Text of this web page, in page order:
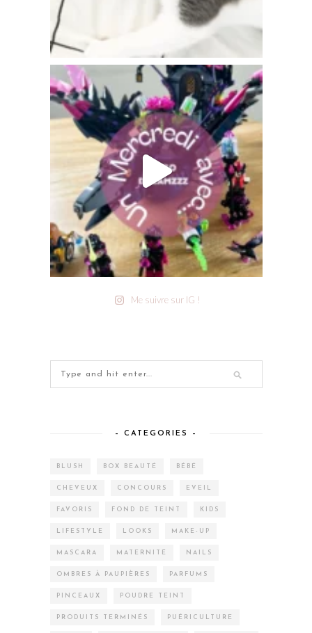
Me suivre sur IG !
– CATEGORIES –
BLUSH BOX BEAUTÉ BÉBÉ
CHEVEUX CONCOURS EVEIL
FAVORIS FOND DE TEINT KIDS
LIFESTYLE LOOKS MAKE-UP
MASCARA MATERNITÉ NAILS
OMBRES À PAUPIÈRES PARFUMS
PINCEAUX POUDRE TEINT
PRODUITS TERMINÉS PUÉRICULTURE